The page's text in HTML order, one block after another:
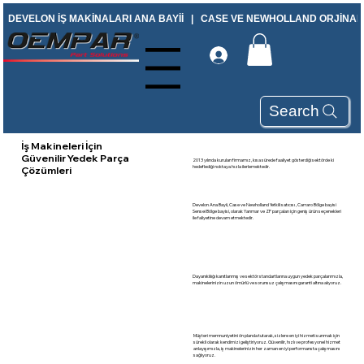
DEVELON İŞ MAKİNALARI ANA BAYİİ   |   CASE VE NEWHOLLAND
Menu
Search
İş Makineleri İçin
Güvenilir Yedek Parça
Çözümleri
2013 yılında kurulan firmamız, kısa sürede faaliyet gösterdiği sektörde ki
hedeflediği noktaya hızla ilerlemektedir.
Develon Ana Bayii, Case ve Newholland Yetkili satıcısı , Carraro Bölge bayisi
Sensei Bölge bayisi, olarak Yanmar ve ZF parçaları için geniş ürün seçenekleri
ile faliyetine devam etmektedir.
Dayanıklılığı kanıtlanmış ve sektör standartlarına uygun yedek parçalarımızla,
makinelerinizin uzun ömürlü ve sorunsuz çalışmasını garanti altına alıyoruz.
Müşteri memnuniyetini ön planda tutarak, sizlere en iyi hizmeti sunmak için
sürekli olarak kendimizi geliştiriyoruz. Güvenilir, hızlı ve profesyonel hizmet
anlayışımızla, iş makinelerinizin her zaman en iyi performansta çalışmasını
sağlıyoruz.